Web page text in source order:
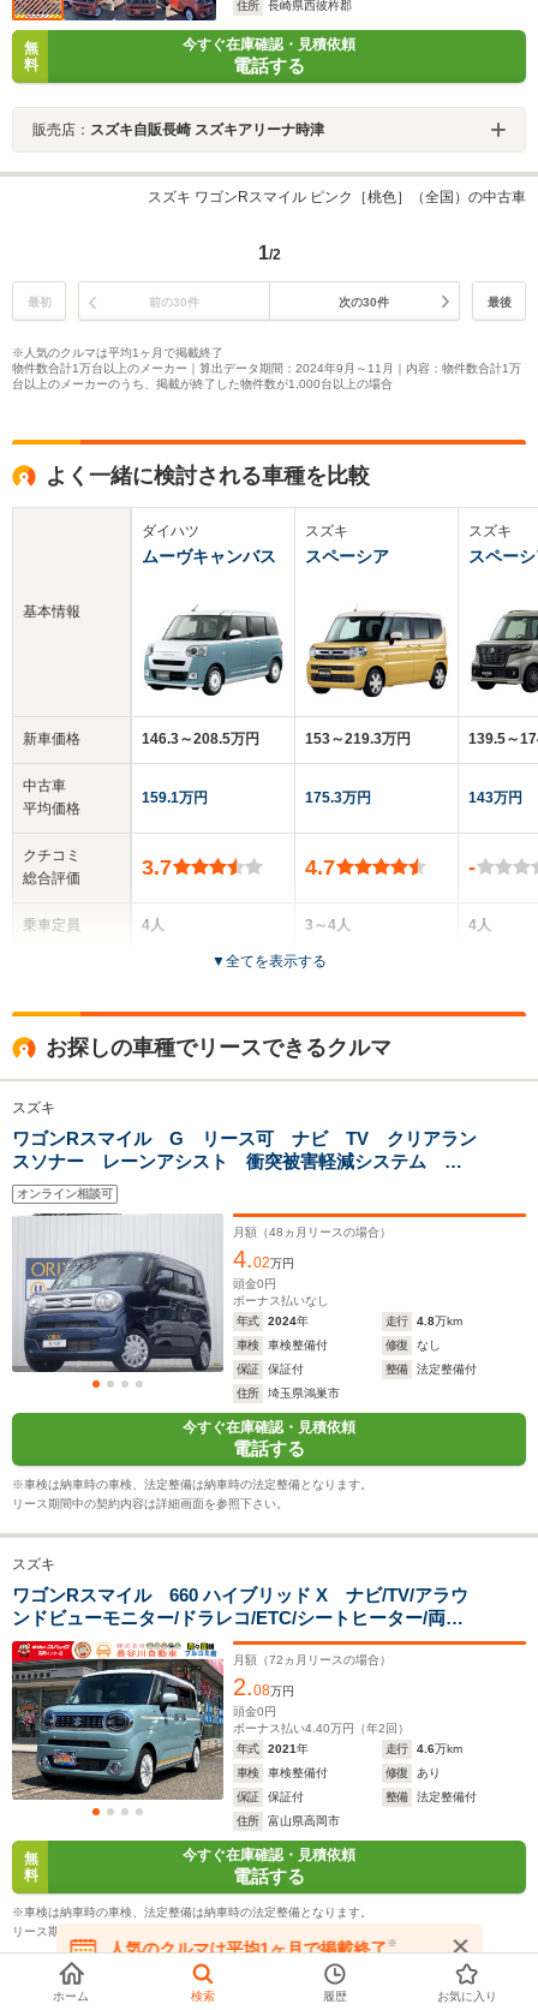
住所
長崎県西彼杵郡
無
料
今すぐ在庫確認・見積依頼
電話する
販売店： スズキ自販長崎 スズキアリーナ時津
スズキ ワゴンRスマイル ピンク［桃色］（全国）の中古車
1/2
最初 前の30件 次の30件 最後
※人気のクルマは平均1ヶ月で掲載終了
物件数合計1万台以上のメーカー｜算出データ期間：2024年9月～11月｜内容：物件数合計1万
台以上のメーカーのうち、掲載が終了した物件数が1,000台以上の場合
よく一緒に検討される車種を比較
基本情報
新車価格
中古車
平均価格
クチコミ
総合評価
乗車定員
サイズ
WLTCモード
駆動方式
ダイハツ
ムーヴキャンバス
146.3～208.5万円
159.1万円
3.7
4人
全高
1.66m～1.68m
全幅
1.48m
全長
ホイールベース
-m
18.2～22.9km/L
└市街地:15.3～
└郊外:19.6～
└高速道路:18.9～
23.4km/L
FF、4WD
スズキ
スペーシア
153～219.3万円
175.3万円
4.7
3～4人
5ドア
1.79m～1.8m
全幅
1.48m
19.8～25.1km/L
└市街地:17.5～
└郊外:21.0～
FF、4WD
スズキ
スペー
139.5～
143万円
-
4人
19.9～
▼全てを表示する
お探しの車種でリースできるクルマ
スズキ
ワゴンRスマイル G リース可 ナビ TV クリアラン
スソナー レーンアシスト 衝突被害軽減システム キ
ーレスエントリー 電動格納ミラー ベンチシート
CVT 盗難防止システム ABS ESC CD Bluetooth
オンライン相談可
月額（48 ヵ月リースの場合）
4.02万円
頭金0円
ボーナス払いなし
年式
2024年 走行 4.8万km
車検
車検整備付 修復
なし
保証
保証付 整備
法定整備付
住所
埼玉県鴻巣市
今すぐ在庫確認・見積依頼
電話する
※車検は納車時の車検、法定整備は納車時の法定整備となります。
リース期間中の契約内容は詳細画面を参照下さい。
スズキ
ワゴンRスマイル 660 ハイブリッド X ナビ/TV/アラウ
ンドビューモニター/ドラレコ/ETC/シートヒーター/両側
パワースライドドア/スマートキー/ハイブリッド車
月額（72 ヵ月リースの場合）
2.08万円
頭金0円
ボーナス払い4.40万円（年2 回）
年式
2021年 走行 4.6万km
車検
車検整備付 修復
あり
保証
保証付 整備
法定整備付
住所
富山県高岡市
無
料
今すぐ在庫確認・見積依頼
電話する
※車検は納車時の車検、法定整備は納車時の法定整備となります。
リース期間中の契約内容は詳細画面を参照下さい。
人気のクルマは平均1ヶ月で掲載終了※
在庫が無くなる前にお問い合わせください
ホーム 検索 履歴 お気に入り